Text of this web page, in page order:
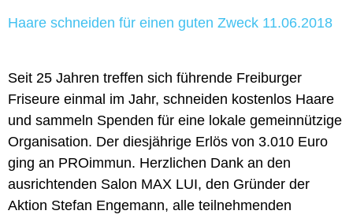
Haare schneiden für einen guten Zweck 11.06.2018
Seit 25 Jahren treffen sich führende Freiburger
Friseure einmal im Jahr, schneiden kostenlos Haare
und sammeln Spenden für eine lokale gemeinnützige
Organisation. Der diesjährige Erlös von 3.010 Euro
ging an PROimmun. Herzlichen Dank an den
ausrichtenden Salon MAX LUI, den Gründer der
Aktion Stefan Engemann, alle teilnehmenden